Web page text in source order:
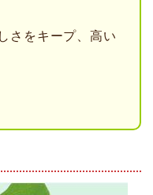
さをキープ、高い